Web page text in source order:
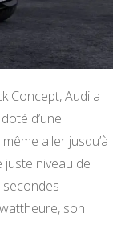
Concept, Audi a
d’une
aller jusqu’à
niveau de
secondes
son